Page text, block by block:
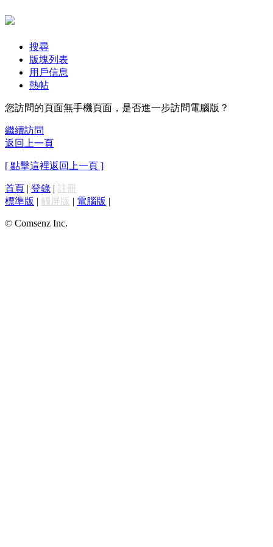
搜尋
版塊列表
用戶信息
熱帖
您訪問的頁面無手機頁面，是否進一步訪問電腦版？
繼續訪問
返回上一頁
[ 點擊這裡返回上一頁 ]
首頁 | 登錄 | 註冊
標準版 | 觸屏版 | 電腦版 |
© Comsenz Inc.